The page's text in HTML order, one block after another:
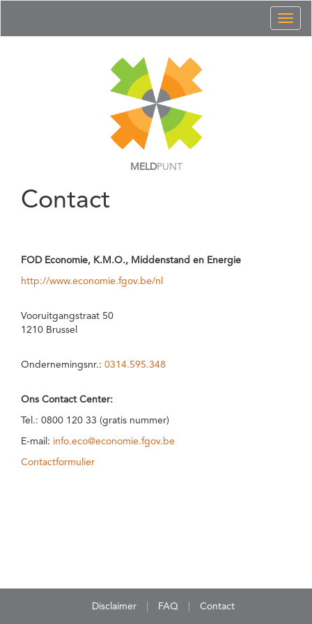
MELDPUNT
Contact
FOD Economie, K.M.O., Middenstand en Energie
http://www.economie.fgov.be/nl
Vooruitgangstraat 50
1210 Brussel
Ondernemingsnr.: 0314.595.348
Ons Contact Center:
Tel.: 0800 120 33 (gratis nummer)
E-mail: info.eco@economie.fgov.be
Contactformulier
Disclaimer FAQ Contact